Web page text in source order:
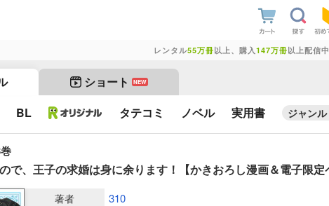
レンタル55万冊以上、購入 147万冊以上配信中
ショート NEW
BL タテコミ ノベル 実用書 ジャンル
で、王子の求婚は身に余ります！【かきおろし漫画＆電子限定
著者 310